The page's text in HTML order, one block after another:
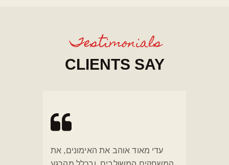
Testimonials
CLIENTS SAY
עדי מאוד אוהב את האימונים, את